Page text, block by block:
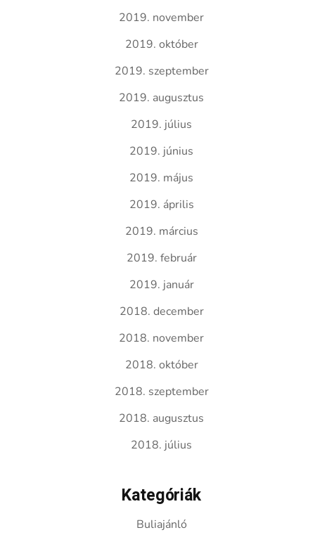
2019. november
2019. október
2019. szeptember
2019. augusztus
2019. július
2019. június
2019. május
2019. április
2019. március
2019. február
2019. január
2018. december
2018. november
2018. október
2018. szeptember
2018. augusztus
2018. július
Kategóriák
Buliajánló